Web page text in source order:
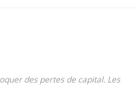
des pertes de capital. Les